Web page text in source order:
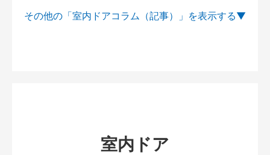
その他の「室内ドアコラム（記事）」を
室内ドア